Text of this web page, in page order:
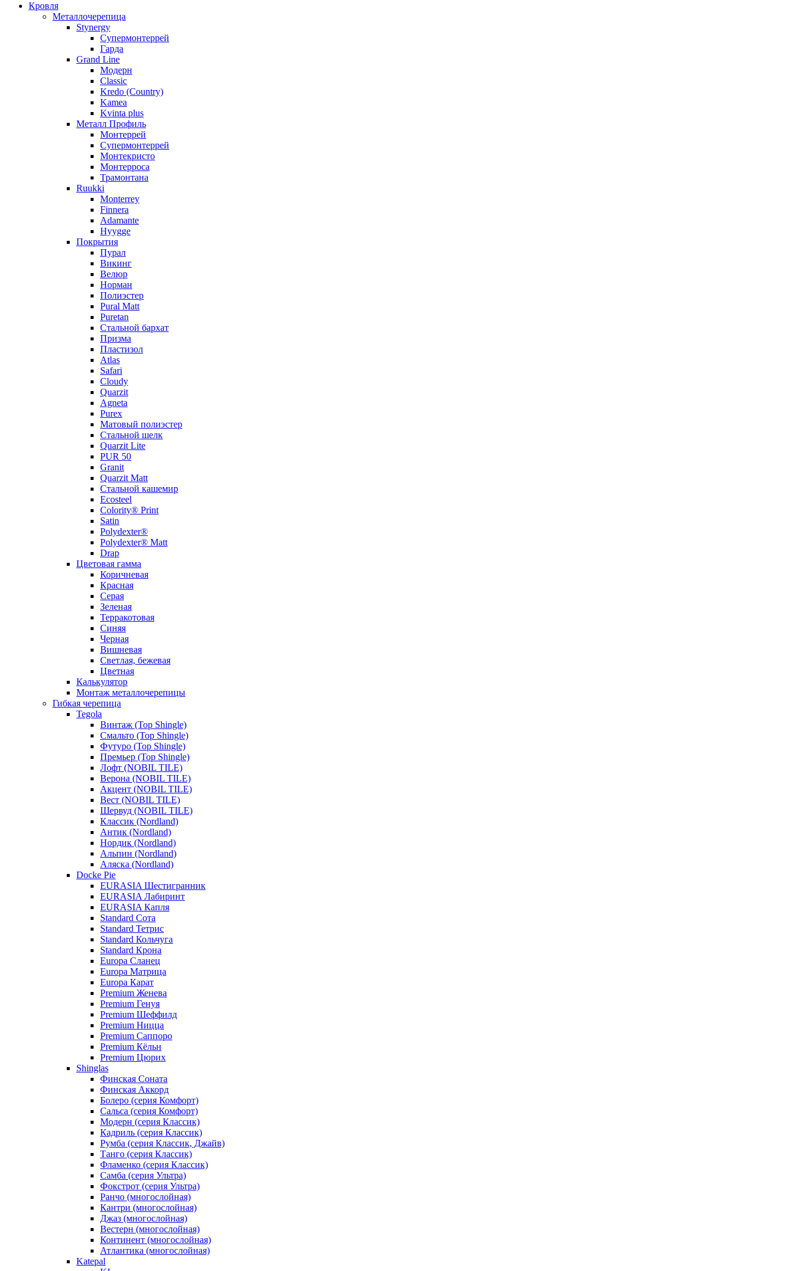
Кровля
Металлочерепица
Stynergy
Супермонтеррей
Гарда
Grand Line
Модерн
Classic
Kredo (Country)
Kamea
Kvinta plus
Металл Профиль
Монтеррей
Супермонтеррей
Монтекристо
Монтерроса
Трамонтана
Ruukki
Monterrey
Finnera
Adamante
Hyygge
Покрытия
Пурал
Викинг
Велюр
Норман
Полиэстер
Pural Matt
Puretan
Стальной бархат
Призма
Пластизол
Atlas
Safari
Cloudy
Quarzit
Agneta
Purex
Матовый полиэстер
Стальной шелк
Quarzit Lite
PUR 50
Granit
Quarzit Matt
Стальной кашемир
Ecosteel
Colority® Print
Satin
Polydexter®
Polydexter® Matt
Drap
Цветовая гамма
Коричневая
Красная
Серая
Зеленая
Терракотовая
Синяя
Черная
Вишневая
Светлая, бежевая
Цветная
Калькулятор
Монтаж металлочерепицы
Гибкая черепица
Tegola
Винтаж (Top Shingle)
Смальто (Top Shingle)
Футуро (Top Shingle)
Премьер (Top Shingle)
Лофт (NOBIL TILE)
Верона (NOBIL TILE)
Акцент (NOBIL TILE)
Вест (NOBIL TILE)
Шервуд (NOBIL TILE)
Классик (Nordland)
Антик (Nordland)
Нордик (Nordland)
Альпин (Nordland)
Аляска (Nordland)
Docke Pie
EURASIA Шестигранник
EURASIA Лабиринт
EURASIA Капля
Standard Сота
Standard Тетрис
Standard Кольчуга
Standard Крона
Europa Сланец
Europa Матрица
Europa Карат
Premium Женева
Premium Генуя
Premium Шеффилд
Premium Ницца
Premium Саппоро
Premium Кёльн
Premium Цюрих
Shinglas
Финская Соната
Финская Аккорд
Болеро (серия Комфорт)
Сальса (серия Комфорт)
Модерн (серия Классик)
Кадриль (серия Классик)
Румба (серия Классик, Джайв)
Танго (серия Классик)
Фламенко (серия Классик)
Самба (серия Ультра)
Фокстрот (серия Ультра)
Ранчо (многослойная)
Кантри (многослойная)
Джаз (многослойная)
Вестерн (многослойная)
Континент (многослойная)
Атлантика (многослойная)
Katepal